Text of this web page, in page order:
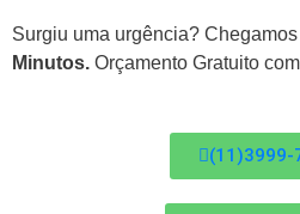
Surgiu uma urgência?
Minutos. Orçamento Gratuito com
(11)3999-